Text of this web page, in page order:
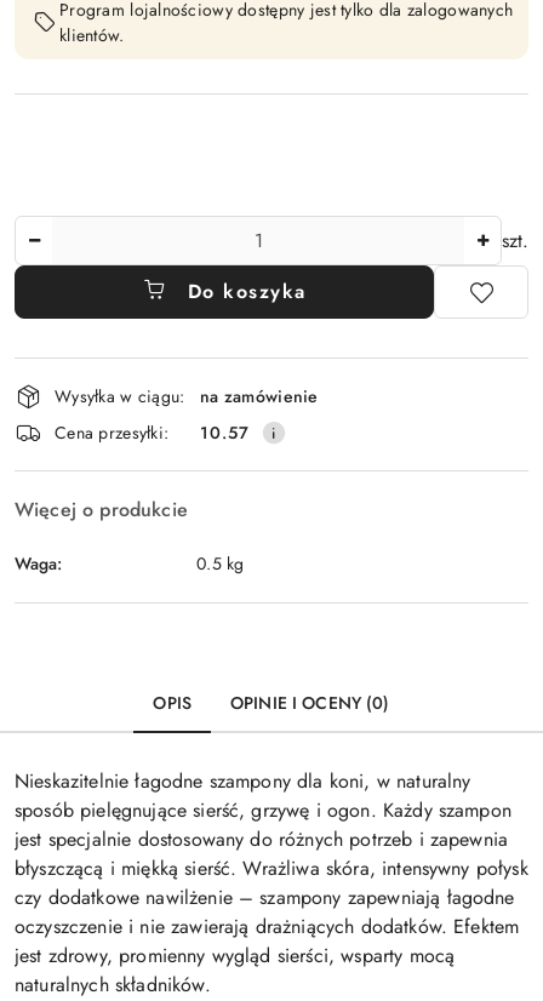
Program lojalnościowy dostępny jest tylko dla zalogowanych
klientów.
szt.
Do koszyka
Dostępność
i
dostawa
Wysyłka w ciągu:
na zamówienie
Cena przesyłki:
10.57
Więcej o produkcie
Waga: 0.5 kg
OPIS OPINIE I OCENY (0)
Nieskazitelnie łagodne szampony dla koni, w naturalny
sposób pielęgnujące sierść, grzywę i ogon. Każdy szampon
jest specjalnie dostosowany do różnych potrzeb i zapewnia
błyszczącą i miękką sierść. Wrażliwa skóra, intensywny połysk
czy dodatkowe nawilżenie – szampony zapewniają łagodne
oczyszczenie i nie zawierają drażniących dodatków. Efektem
jest zdrowy, promienny wygląd sierści, wsparty mocą
naturalnych składników.